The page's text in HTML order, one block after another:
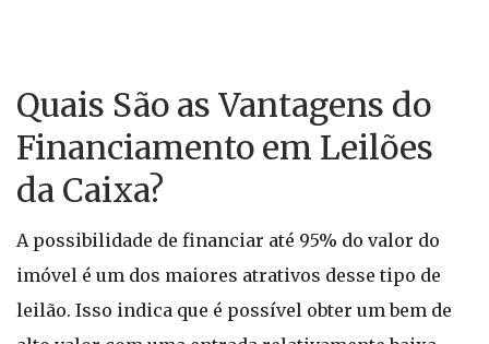
Quais São as Vantagens do
Financiamento em Leilões
da Caixa?
A possibilidade de financiar até 95% do valor do
imóvel é um dos maiores atrativos desse tipo de
leilão. Isso indica que é possível obter um bem de